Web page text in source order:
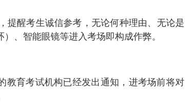
提醒考生诚信参考，无论何种理由、无论是
、智能眼镜等进入考场即构成作弊。
教育考试机构已经发出通知，进考场前将对